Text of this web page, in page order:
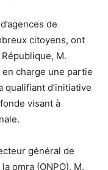
de
citoyens, ont
M.
charge une partie
qualifiant d’initiative
visant à
général de
omra (ONPO), M.